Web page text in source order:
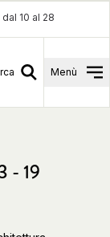
10 al 28
Menù
- 19